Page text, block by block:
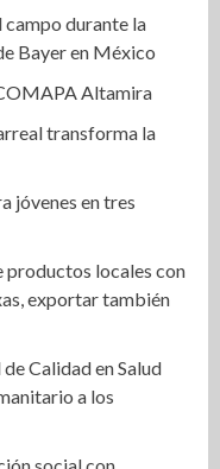
campo durante la
Bayer en México
Altamira
transforma la
jóvenes en tres
productos locales con
exportar también
Calidad en Salud
a los